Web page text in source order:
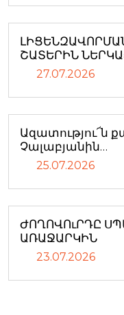
ՇԱՏԵՐԻՆ
27.07.2026
Ազատությու՜ն
Չալաբյանին…
25.07.2026
ԺՈՂՈՎՈւՐԴԸ
ԱՌԱՋԱՐԿԻՆ
23.07.2026